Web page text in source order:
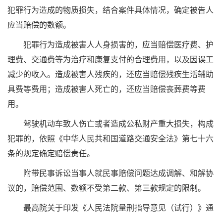
犯罪行为造成的物质损失，结合案件具体情况，确定被告人
应当赔偿的数额。
犯罪行为造成被害人人身损害的，应当赔偿医疗费、护
理费、交通费等为治疗和康复支付的合理费用，以及因误工
减少的收入。造成被害人残疾的，还应当赔偿残疾生活辅助
具费等费用；造成被害人死亡的，还应当赔偿丧葬费等费
用。
驾驶机动车致人伤亡或者造成公私财产重大损失，构成
犯罪的，依照《中华人民共和国道路交通安全法》第七十六
条的规定确定赔偿责任。
附带民事诉讼当事人就民事赔偿问题达成调解、和解协
议的，赔偿范围、数额不受第二款、第三款规定的限制。
最高院关于印发《人民法院量刑指导意见（试行）》通